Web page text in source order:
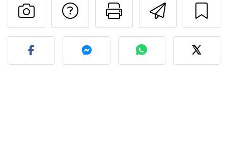
Imprima
Falar com o autor
Fez esta receita?